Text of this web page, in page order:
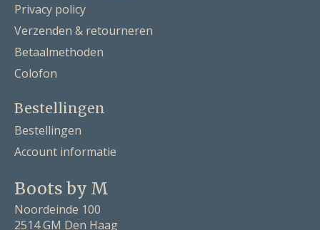
Privacy policy
Verzenden & retourneren
Betaalmethoden
Colofon
Bestellingen
Bestellingen
Account informatie
Boots by M
Noordeinde 100
2514 GM Den Haag